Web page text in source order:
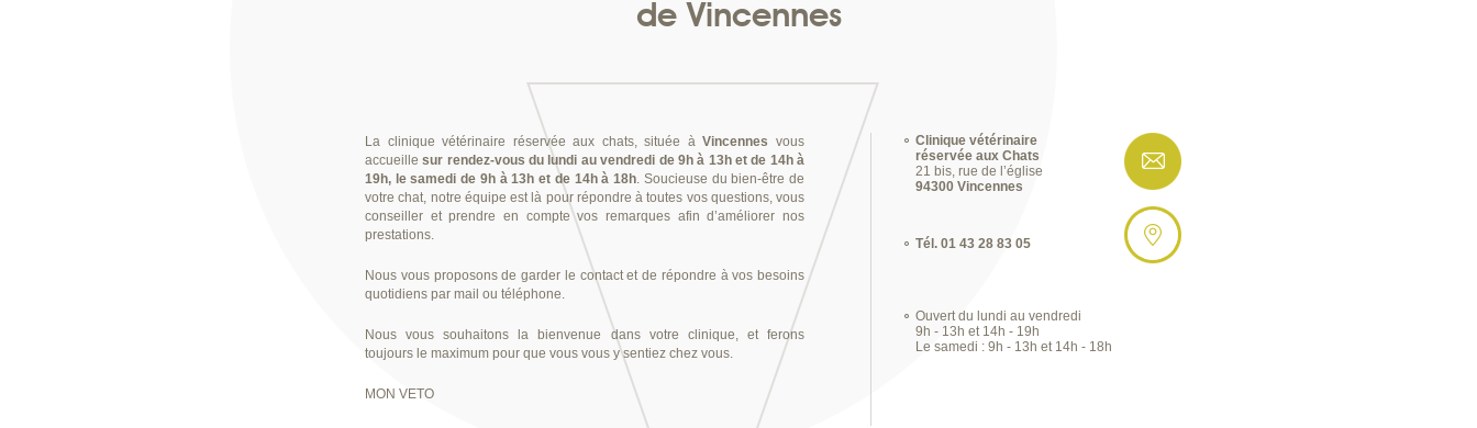
de Vincennes
La clinique vétérinaire réservée aux chats, située àVincennesvous
accueillesur rendez-vous du lundi au vendredi de 9h à 13h et de 14h à
19h, le samedi de 9h à 13h et de 14h à 18h. Soucieuse du bien-être de
votre chat, notre équipe est là pour répondre à toutes vos questions, vous
conseiller et prendre en compte vos remarques afin d’améliorer nos
prestations.
Nous vous proposons de garder le contact et de répondre à vos besoins
quotidiens par mail ou téléphone.
Nous vous souhaitons la bienvenue dans votre clinique, et ferons
toujours le maximum pour que vous vous y sentiez chez vous.
MON VETO
Clinique vétérinaire
réservée aux Chats
21 bis, rue de l’église
94300 Vincennes
Tél. 01 43 28 83 05
Ouvert du lundi au vendredi
9h - 13h et 14h - 19h
Le samedi : 9h - 13h et 14h - 18h